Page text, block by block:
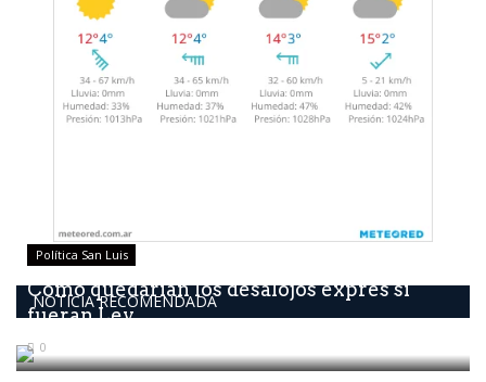
NOTICIA RECOMENDADA
Política San Luis
Como quedarían los desalojos exprés si
fueran Ley
0